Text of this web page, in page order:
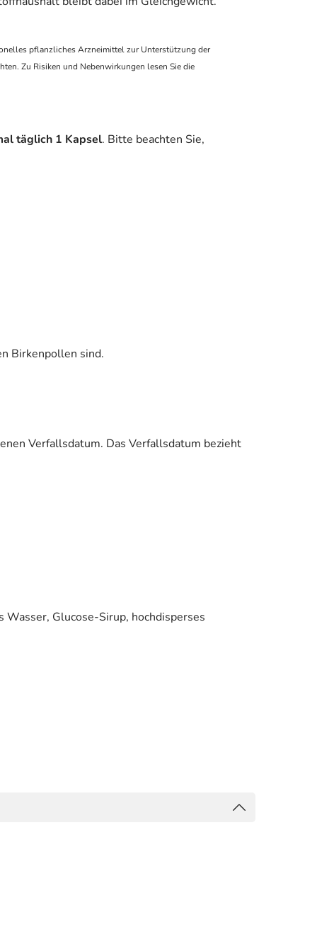
pflanzliches Arzneimittel zur Unterstützung der
Zu Risiken und Nebenwirkungen lesen Sie die
täglich 1 Kapsel. Bitte beachten Sie,
Birkenpollen sind.
Verfallsdatum. Das Verfallsdatum bezieht
Glucose-Sirup, hochdisperses